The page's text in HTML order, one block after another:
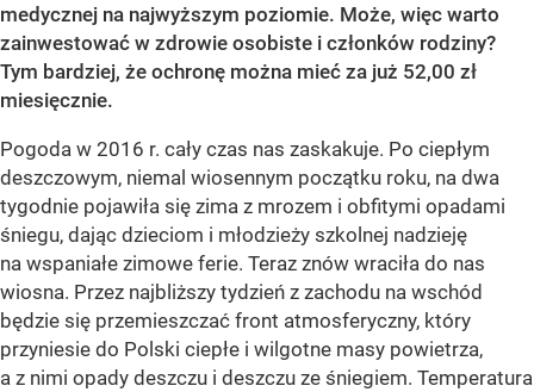
medycznej na najwyższym poziomie. Może, więc warto
zainwestować w zdrowie osobiste i członków rodziny?
Tym bardziej, że ochronę można mieć za już 52,00 zł
miesięcznie.
Pogoda w 2016 r. cały czas nas zaskakuje. Po ciepłym
deszczowym, niemal wiosennym początku roku, na dwa
tygodnie pojawiła się zima z mrozem i obfitymi opadami
śniegu, dając dzieciom i młodzieży szkolnej nadzieję
na wspaniałe zimowe ferie. Teraz znów wraciła do nas
wiosna. Przez najbliższy tydzień z zachodu na wschód
będzie się przemieszczać front atmosferyczny, który
przyniesie do Polski ciepłe i wilgotne masy powietrza,
a z nimi opady deszczu i deszczu ze śniegiem. Temperatura